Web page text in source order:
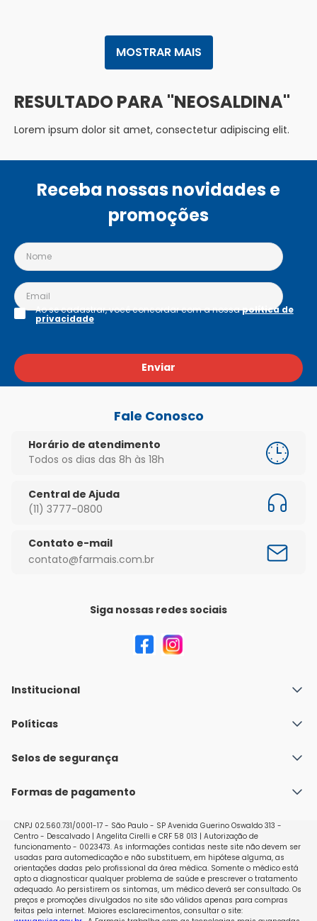
MOSTRAR MAIS
NEOSALDINA
Lorem ipsum dolor sit amet, consectetur adipiscing elit.
Receba nossas novidades e
promoções
Enviar
Ao se cadastrar, você concordar com a nossapolítica de
privacidade
Fale Conosco
Horário de atendimento
Todos os dias das 8h às 18h
Central de Ajuda
(11) 3777-0800
Contato e-mail
contato@farmais.com.br
Siga nossas redes sociais
Institucional
Quem Somos
Nossas lojas
Políticas
Política de Envio
Políticas de Trocas e Devoluções
Selos de segurança
Formas de pagamento
CNPJ 02.560.731/0001-17 - São Paulo - SP Avenida Guerino Oswaldo 313 -
Centro - Descalvado | Angelita Cirelli e CRF 58 013 | Autorização de
funcionamento - 0023473. As informações contidas neste site não devem ser
usadas para automedicação e não substituem, em hipótese alguma, as
orientações dadas pelo profissional da área médica. Somente o médico está
apto a diagnosticar qualquer problema de saúde e prescrever o tratamento
adequado. Ao persistirem os sintomas, um médico deverá ser consultado. Os
preços e promoções divulgados no site são válidos apenas para compras
feitas pela internet. Maiores esclarecimentos, consultar o site: